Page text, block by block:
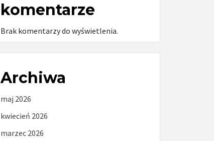
komentarze
Brak komentarzy do wyświetlenia.
Archiwa
maj 2026
kwiecień 2026
marzec 2026